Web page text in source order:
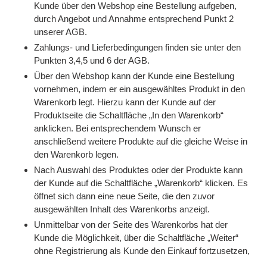
Kunde über den Webshop eine Bestellung aufgeben,
durch Angebot und Annahme entsprechend Punkt 2
unserer AGB.
Zahlungs- und Lieferbedingungen finden sie unter den
Punkten 3,4,5 und 6 der AGB.
Über den Webshop kann der Kunde eine Bestellung
vornehmen, indem er ein ausgewähltes Produkt in den
Warenkorb legt. Hierzu kann der Kunde auf der
Produktseite die Schaltfläche „In den Warenkorb“
anklicken. Bei entsprechendem Wunsch er
anschließend weitere Produkte auf die gleiche Weise in
den Warenkorb legen.
Nach Auswahl des Produktes oder der Produkte kann
der Kunde auf die Schaltfläche „Warenkorb“ klicken. Es
öffnet sich dann eine neue Seite, die den zuvor
ausgewählten Inhalt des Warenkorbs anzeigt.
Unmittelbar von der Seite des Warenkorbs hat der
Kunde die Möglichkeit, über die Schaltfläche „Weiter“
ohne Registrierung als Kunde den Einkauf fortzusetzen,